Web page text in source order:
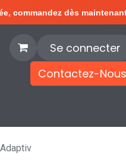
commandez dès
Se connecter
Contactez-Nous